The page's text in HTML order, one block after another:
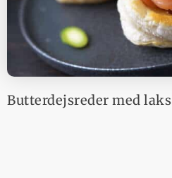
Butterdejsreder med laks